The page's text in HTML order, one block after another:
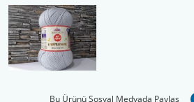
Bu Ürünü Sosyal Medyada Paylaş